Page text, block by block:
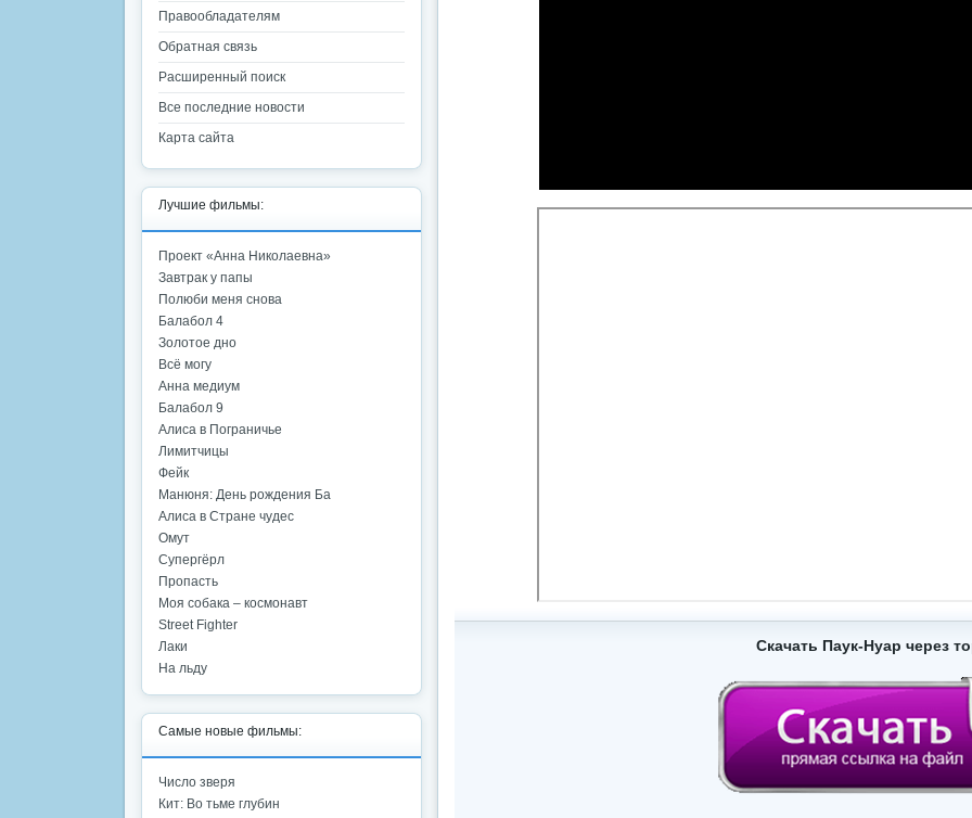
Скачать Паук-Нуар через
Правообладателям
Обратная связь
Расширенный поиск
Все последние новости
Карта сайта
Лучшие фильмы:
Проект «Анна Николаевна»
Завтрак у папы
Полюби меня снова
Балабол 4
Золотое дно
Всё могу
Анна медиум
Балабол 9
Алиса в Пограничье
Лимитчицы
Фейк
Манюня: День рождения Ба
Алиса в Стране чудес
Омут
Супергёрл
Пропасть
Моя собака – космонавт
Street Fighter
Лаки
На льду
Самые новые фильмы:
Число зверя
Кит: Во тьме глубин